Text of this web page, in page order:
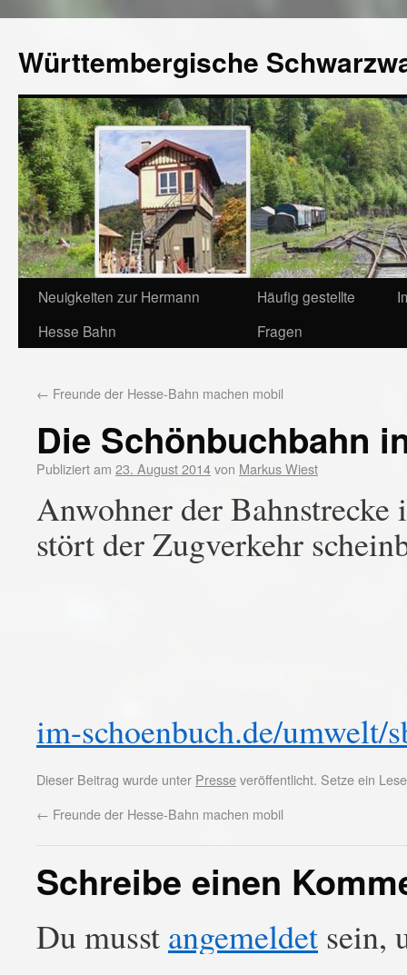
Württembergische
Neuigkeiten zur Hermann
Hesse Bahn
Häufig gestellte
Fragen
← Freunde der Hesse-Bahn machen mobil
Die Schönbuchbahn
Publiziert am 23. August 2014von Markus Wiest
Anwohner der
stört der Zugverkehr
im-schoenbuch.de/umwelt/
Dieser Beitrag wurde unter Presseveröffentlicht. Setze ein
← Freunde der Hesse-Bahn machen mobil
Schreibe einen
Du musst angemeldet sein,